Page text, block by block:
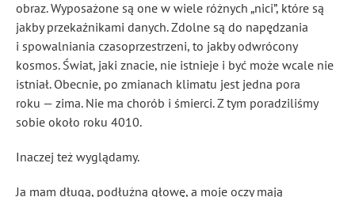
obraz. Wyposażone są one w wiele różnych „nici”, które są
jakby przekaźnikami danych. Zdolne są do napędzania
i spowalniania czasoprzestrzeni, to jakby odwrócony
kosmos. Świat, jaki znacie, nie istnieje i być może wcale nie
istniał. Obecnie, po zmianach klimatu jest jedna pora
roku — zima. Nie ma chorób i śmierci. Z tym poradziliśmy
sobie około roku 4010.
Inaczej też wyglądamy.
Ja mam długą, podłużną głowę, a moje oczy mają